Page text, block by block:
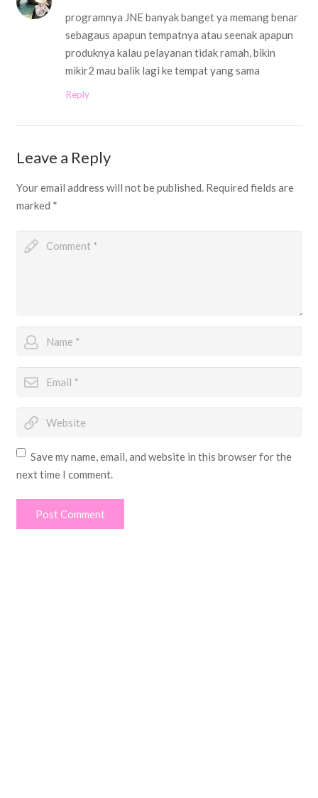
programnya JNE banyak banget ya memang benar
sebagaus apapun tempatnya atau seenak apapun
produknya kalau pelayanan tidak ramah, bikin
mikir2 mau balik lagi ke tempat yang sama
Reply
Leave a Reply
Your email address will not be published. Required fields are
marked *
Save my name, email, and website in this browser for the
next time I comment.
Post Comment